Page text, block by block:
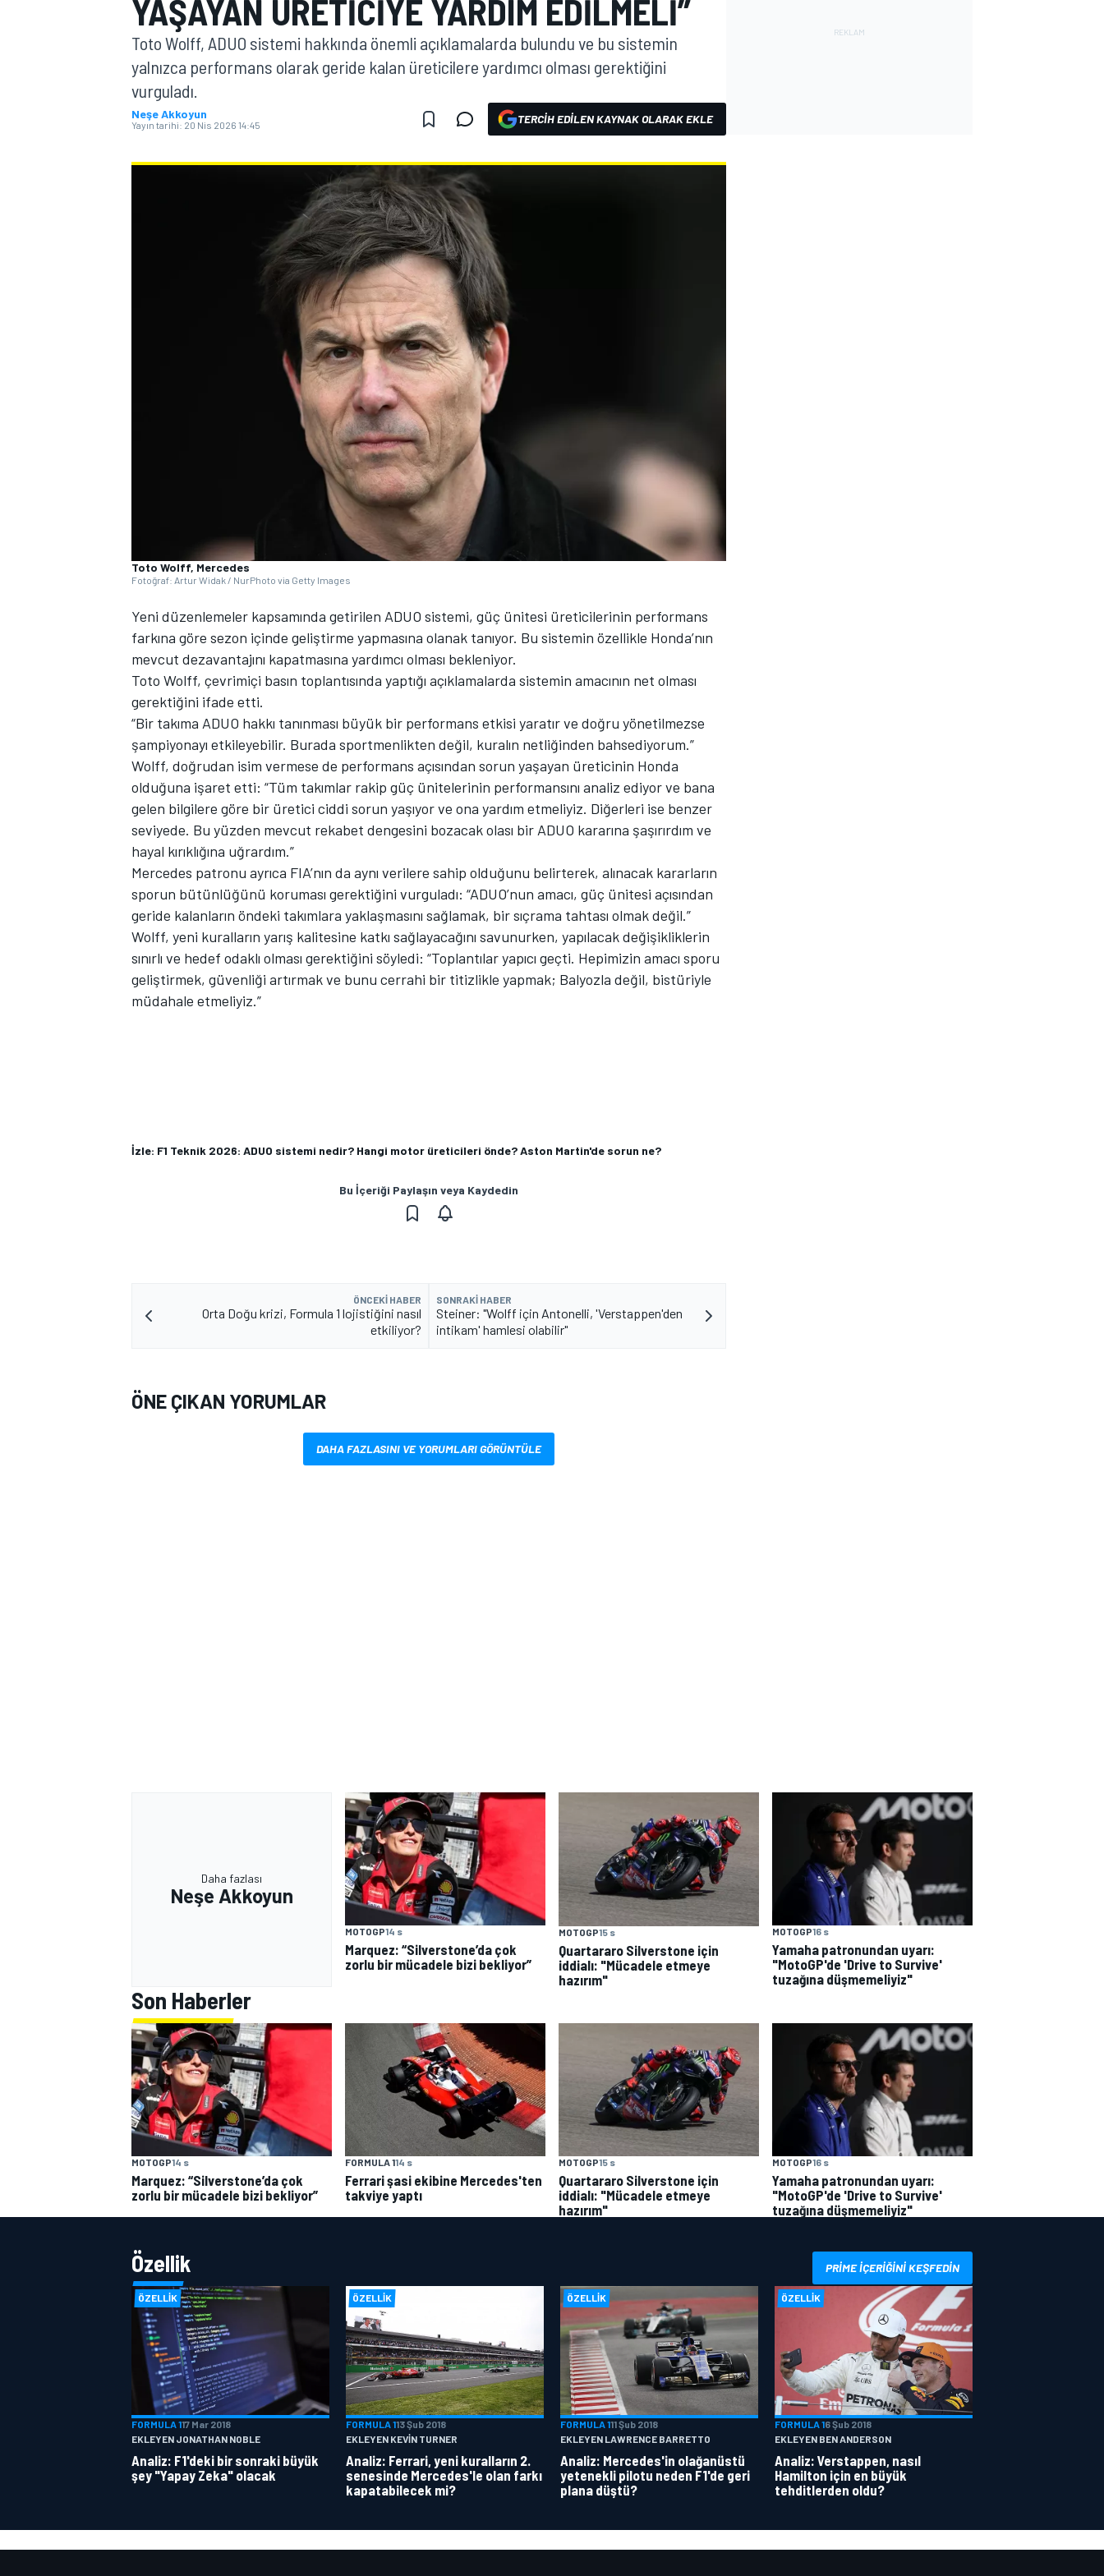
MOTOGP
TÜRK SPORCULAR
YAŞAYAN ÜRETICIYE YARDIM EDILMELI”
Toto Wolff, ADUO sistemi hakkında önemli açıklamalarda bulundu ve bu sistemin
yalnızca performans olarak geride kalan üreticilere yardımcı olması gerektiğini
vurguladı.
Neşe Akkoyun
Yayın tarihi: 20 Nis 2026 14:45 TERCIH EDILEN KAYNAK OLARAK EKLE
Toto Wolff, Mercedes
Fotoğraf: Artur Widak / NurPhoto via Getty Images
Yeni düzenlemeler kapsamında getirilen ADUO sistemi, güç ünitesi üreticilerinin performans
farkına göre sezon içinde geliştirme yapmasına olanak tanıyor. Bu sistemin özellikle Honda’nın
mevcut dezavantajını kapatmasına yardımcı olması bekleniyor.
Toto Wolff, çevrimiçi basın toplantısında yaptığı açıklamalarda sistemin amacının net olması
gerektiğini ifade etti.
“Bir takıma ADUO hakkı tanınması büyük bir performans etkisi yaratır ve doğru yönetilmezse
şampiyonayı etkileyebilir. Burada sportmenlikten değil, kuralın netliğinden bahsediyorum.”
Wolff, doğrudan isim vermese de performans açısından sorun yaşayan üreticinin Honda
olduğuna işaret etti: “Tüm takımlar rakip güç ünitelerinin performansını analiz ediyor ve bana
gelen bilgilere göre bir üretici ciddi sorun yaşıyor ve ona yardım etmeliyiz. Diğerleri ise benzer
seviyede. Bu yüzden mevcut rekabet dengesini bozacak olası bir ADUO kararına şaşırırdım ve
hayal kırıklığına uğrardım.”
Mercedes patronu ayrıca FIA’nın da aynı verilere sahip olduğunu belirterek, alınacak kararların
sporun bütünlüğünü koruması gerektiğini vurguladı: “ADUO’nun amacı, güç ünitesi açısından
geride kalanların öndeki takımlara yaklaşmasını sağlamak, bir sıçrama tahtası olmak değil.”
Wolff, yeni kuralların yarış kalitesine katkı sağlayacağını savunurken, yapılacak değişikliklerin
sınırlı ve hedef odaklı olması gerektiğini söyledi: “Toplantılar yapıcı geçti. Hepimizin amacı sporu
geliştirmek, güvenliği artırmak ve bunu cerrahi bir titizlikle yapmak; Balyozla değil, bistüriyle
müdahale etmeliyiz.”
İzle: F1 Teknik 2026: ADUO sistemi nedir? Hangi motor üreticileri önde? Aston Martin'de sorun ne?
Bu İçeriği Paylaşın veya Kaydedin
ÖNCEKI HABER
Orta Doğu krizi, Formula 1 lojistiğini nasıl
etkiliyor?
SONRAKI HABER
Steiner: "Wolff için Antonelli, 'Verstappen'den
intikam' hamlesi olabilir"
ÖNE ÇIKAN YORUMLAR
DAHA FAZLASINI VE YORUMLARI GÖRÜNTÜLE
Daha fazlası
Neşe Akkoyun
MOTOGP14 s
Marquez: “Silverstone’da çok
zorlu bir mücadele bizi bekliyor”
MOTOGP15 s
Quartararo Silverstone için
iddialı: "Mücadele etmeye
hazırım"
MOTOGP16 s
Yamaha patronundan uyarı:
"MotoGP'de 'Drive to Survive'
tuzağına düşmemeliyiz"
Son Haberler
MOTOGP14 s
Marquez: “Silverstone’da çok
zorlu bir mücadele bizi bekliyor”
FORMULA 114 s
Ferrari şasi ekibine Mercedes'ten
takviye yaptı
MOTOGP15 s
Quartararo Silverstone için
iddialı: "Mücadele etmeye
hazırım"
MOTOGP16 s
Yamaha patronundan uyarı:
"MotoGP'de 'Drive to Survive'
tuzağına düşmemeliyiz"
Özellik PRIME IÇERIĞINI KEŞFEDIN
ÖZELLIK
FORMULA 117 Mar 2018
EKLEYEN JONATHAN NOBLE
Analiz: F1'deki bir sonraki büyük
şey "Yapay Zeka" olacak
ÖZELLIK
FORMULA 113 Şub 2018
EKLEYEN KEVIN TURNER
Analiz: Ferrari, yeni kuralların 2.
senesinde Mercedes'le olan farkı
kapatabilecek mi?
ÖZELLIK
FORMULA 111 Şub 2018
EKLEYEN LAWRENCE BARRETTO
Analiz: Mercedes'in olağanüstü
yetenekli pilotu neden F1'de geri
plana düştü?
ÖZELLIK
FORMULA 16 Şub 2018
EKLEYEN BEN ANDERSON
Analiz: Verstappen, nasıl
Hamilton için en büyük
tehditlerden oldu?